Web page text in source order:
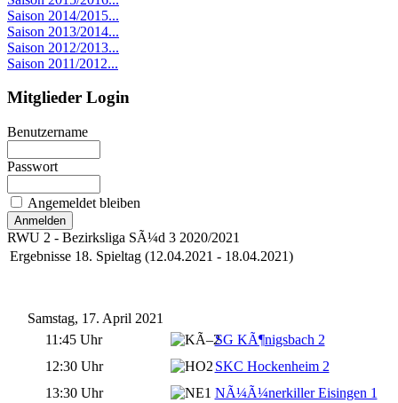
Saison 2014/2015...
Saison 2013/2014...
Saison 2012/2013...
Saison 2011/2012...
Mitglieder Login
Benutzername
Passwort
Angemeldet bleiben
RWU 2 - Bezirksliga SÃ¼d 3 2020/2021
Ergebnisse 18. Spieltag (12.04.2021 - 18.04.2021)
Samstag, 17. April 2021
11:45 Uhr
SG KÃ¶nigsbach 2
12:30 Uhr
SKC Hockenheim 2
13:30 Uhr
NÃ¼Ã¼nerkiller Eisingen 1